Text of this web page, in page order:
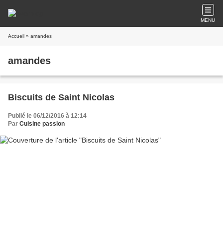
MENU
Accueil » amandes
amandes
Biscuits de Saint Nicolas
Publié le 06/12/2016 à 12:14
Par Cuisine passion